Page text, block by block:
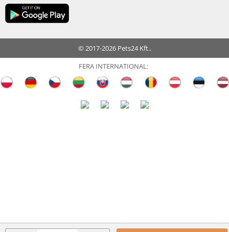
© 2017-2026 Pets24 Kft..
FERA INTERNATIONAL: